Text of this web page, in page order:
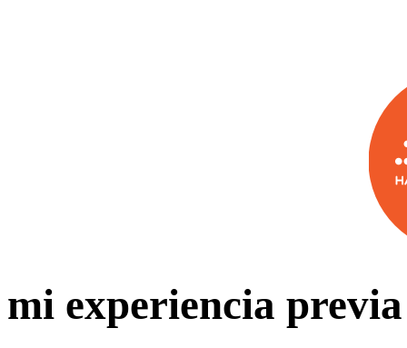
mi experiencia previa